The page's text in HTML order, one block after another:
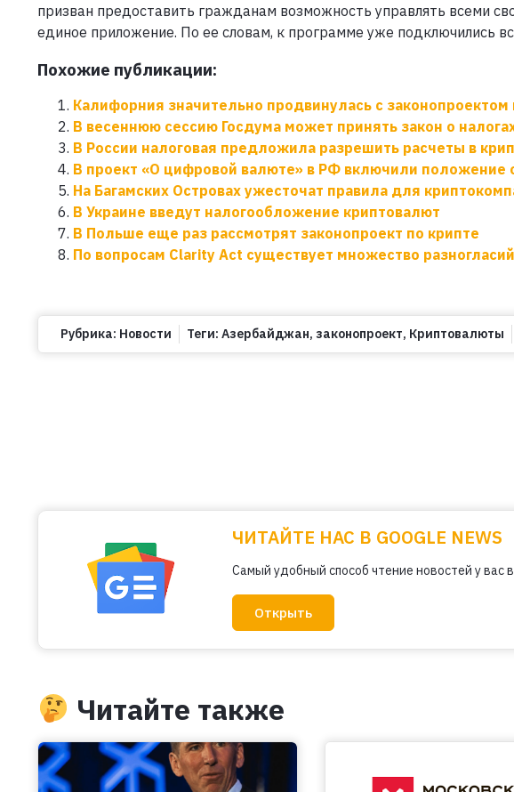
призван предоставить гражданам возможность управлять всеми
единое приложение. По ее словам, к программе уже подключились
Похожие публикации:
Калифорния значительно продвинулась с законопроектом
В весеннюю сессию Госдума может принять закон о
В России налоговая предложила разрешить расчеты в
В проект «О цифровой валюте» в РФ включили положение
На Багамских Островах ужесточат правила для
В Украине введут налогообложение криптовалют
В Польше еще раз рассмотрят законопроект по крипте
По вопросам Clarity Act существует множество
Рубрика: Новости Теги: Азербайджан, законопроект, Криптовалюты
ЧИТАЙТЕ НАС В GOOGLE NEWS
Самый удобный способ чтение новостей у вас
Открыть
Читайте также